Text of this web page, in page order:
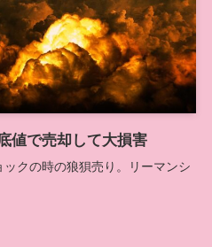
値で売却して大損害
クの時の狼狽売り。リーマンシ